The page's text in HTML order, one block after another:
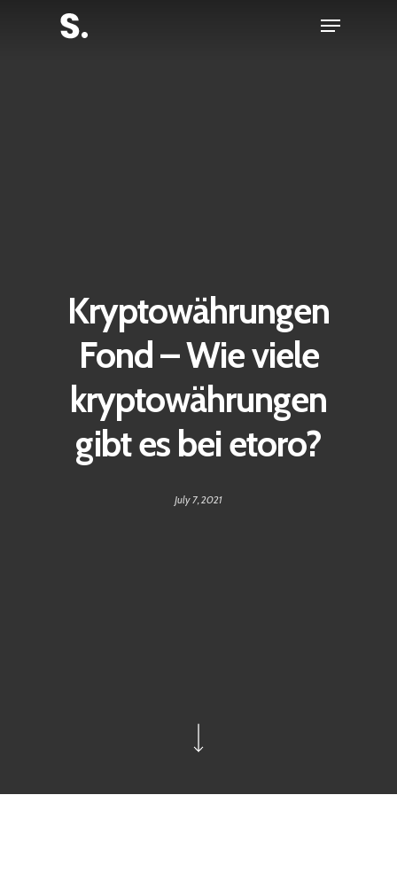
Menu
Kryptowährungen
Fond – Wie viele
kryptowährungen
gibt es bei etoro?
July 7, 2021